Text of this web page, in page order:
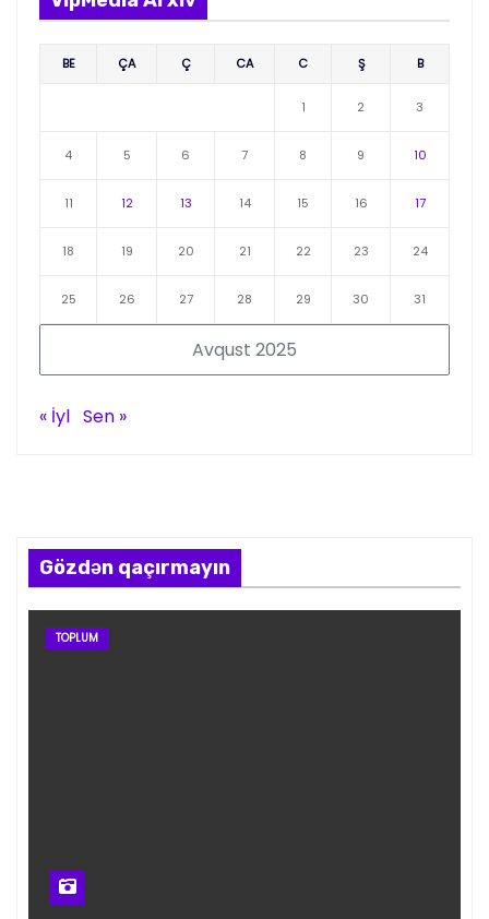
Avqust 2025
BE ÇA Ç CA C Ş B
1 2 3
4 5 6 7 8 9 10
11 12 13 14 15 16 17
18 19 20 21 22 23 24
25 26 27 28 29 30 31
« İyl Sen »
Gözdən qaçırmayın
TOPLUM